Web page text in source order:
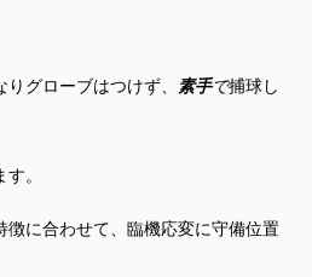
グローブはつけず、 素手で捕球し
。
徴に合わせて、臨機応変に守備位置